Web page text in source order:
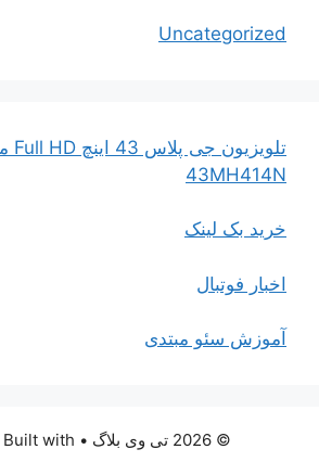
Uncategorized
43MH414N
خرید بک لینک
اخبار فوتبال
آموزش سئو مبتدی
© 2026 تی وی بلاگ • Built with